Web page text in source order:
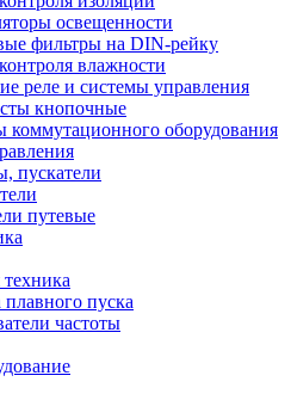
освещенности
фильтры на DIN-рейку
влажности
реле и системы управления
кнопочные
коммутационного оборудования
пускатели
путевые
плавного пуска
частоты